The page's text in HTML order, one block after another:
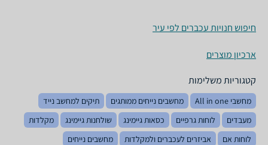
חיפוש חנויות עכברים לפי עיר
ארכיון מוצרים
קטגוריות משלימות
מחשבי All in one מחשבים נייחים ממותגים
תיקים למחשב נייד
מעבדים
לוחות גרפיים כסאות גיימינג שולחנות גיימינג
מקלדות
לוחות אם
אביזרים לעכברים ולמקלדות
מחשבים נייחים